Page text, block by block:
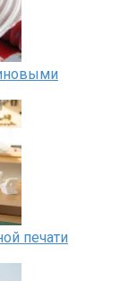
печати